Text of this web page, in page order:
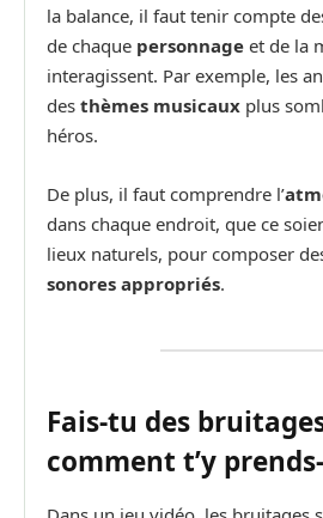
la balance, il faut tenir compte
de chaque personnage et de la
interagissent. Par exemple, les
des thèmes musicaux plus
héros.
De plus, il faut comprendre l’
dans chaque endroit, que ce
lieux naturels, pour composer
sonores appropriés.
Fais-tu des
comment t’y